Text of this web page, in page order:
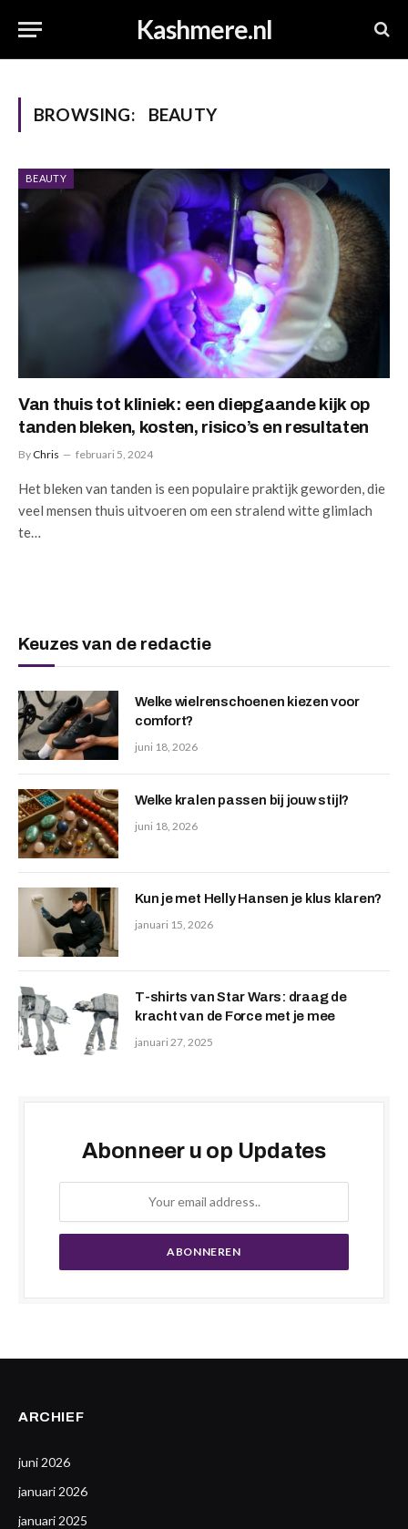
Kashmere.nl
BROWSING: BEAUTY
BEAUTY
Van thuis tot kliniek: een diepgaande kijk op
tanden bleken, kosten, risico’s en resultaten
By Chris februari 5, 2024
Het bleken van tanden is een populaire praktijk geworden, die
veel mensen thuis uitvoeren om een stralend witte glimlach
te…
Keuzes van de redactie
Welke wielrenschoenen kiezen voor
comfort?
juni 18, 2026
Welke kralen passen bij jouw stijl?
juni 18, 2026
Kun je met Helly Hansen je klus klaren?
januari 15, 2026
T-shirts van Star Wars: draag de
kracht van de Force met je mee
januari 27, 2025
Abonneer u op Updates
ARCHIEF
juni 2026
januari 2026
januari 2025